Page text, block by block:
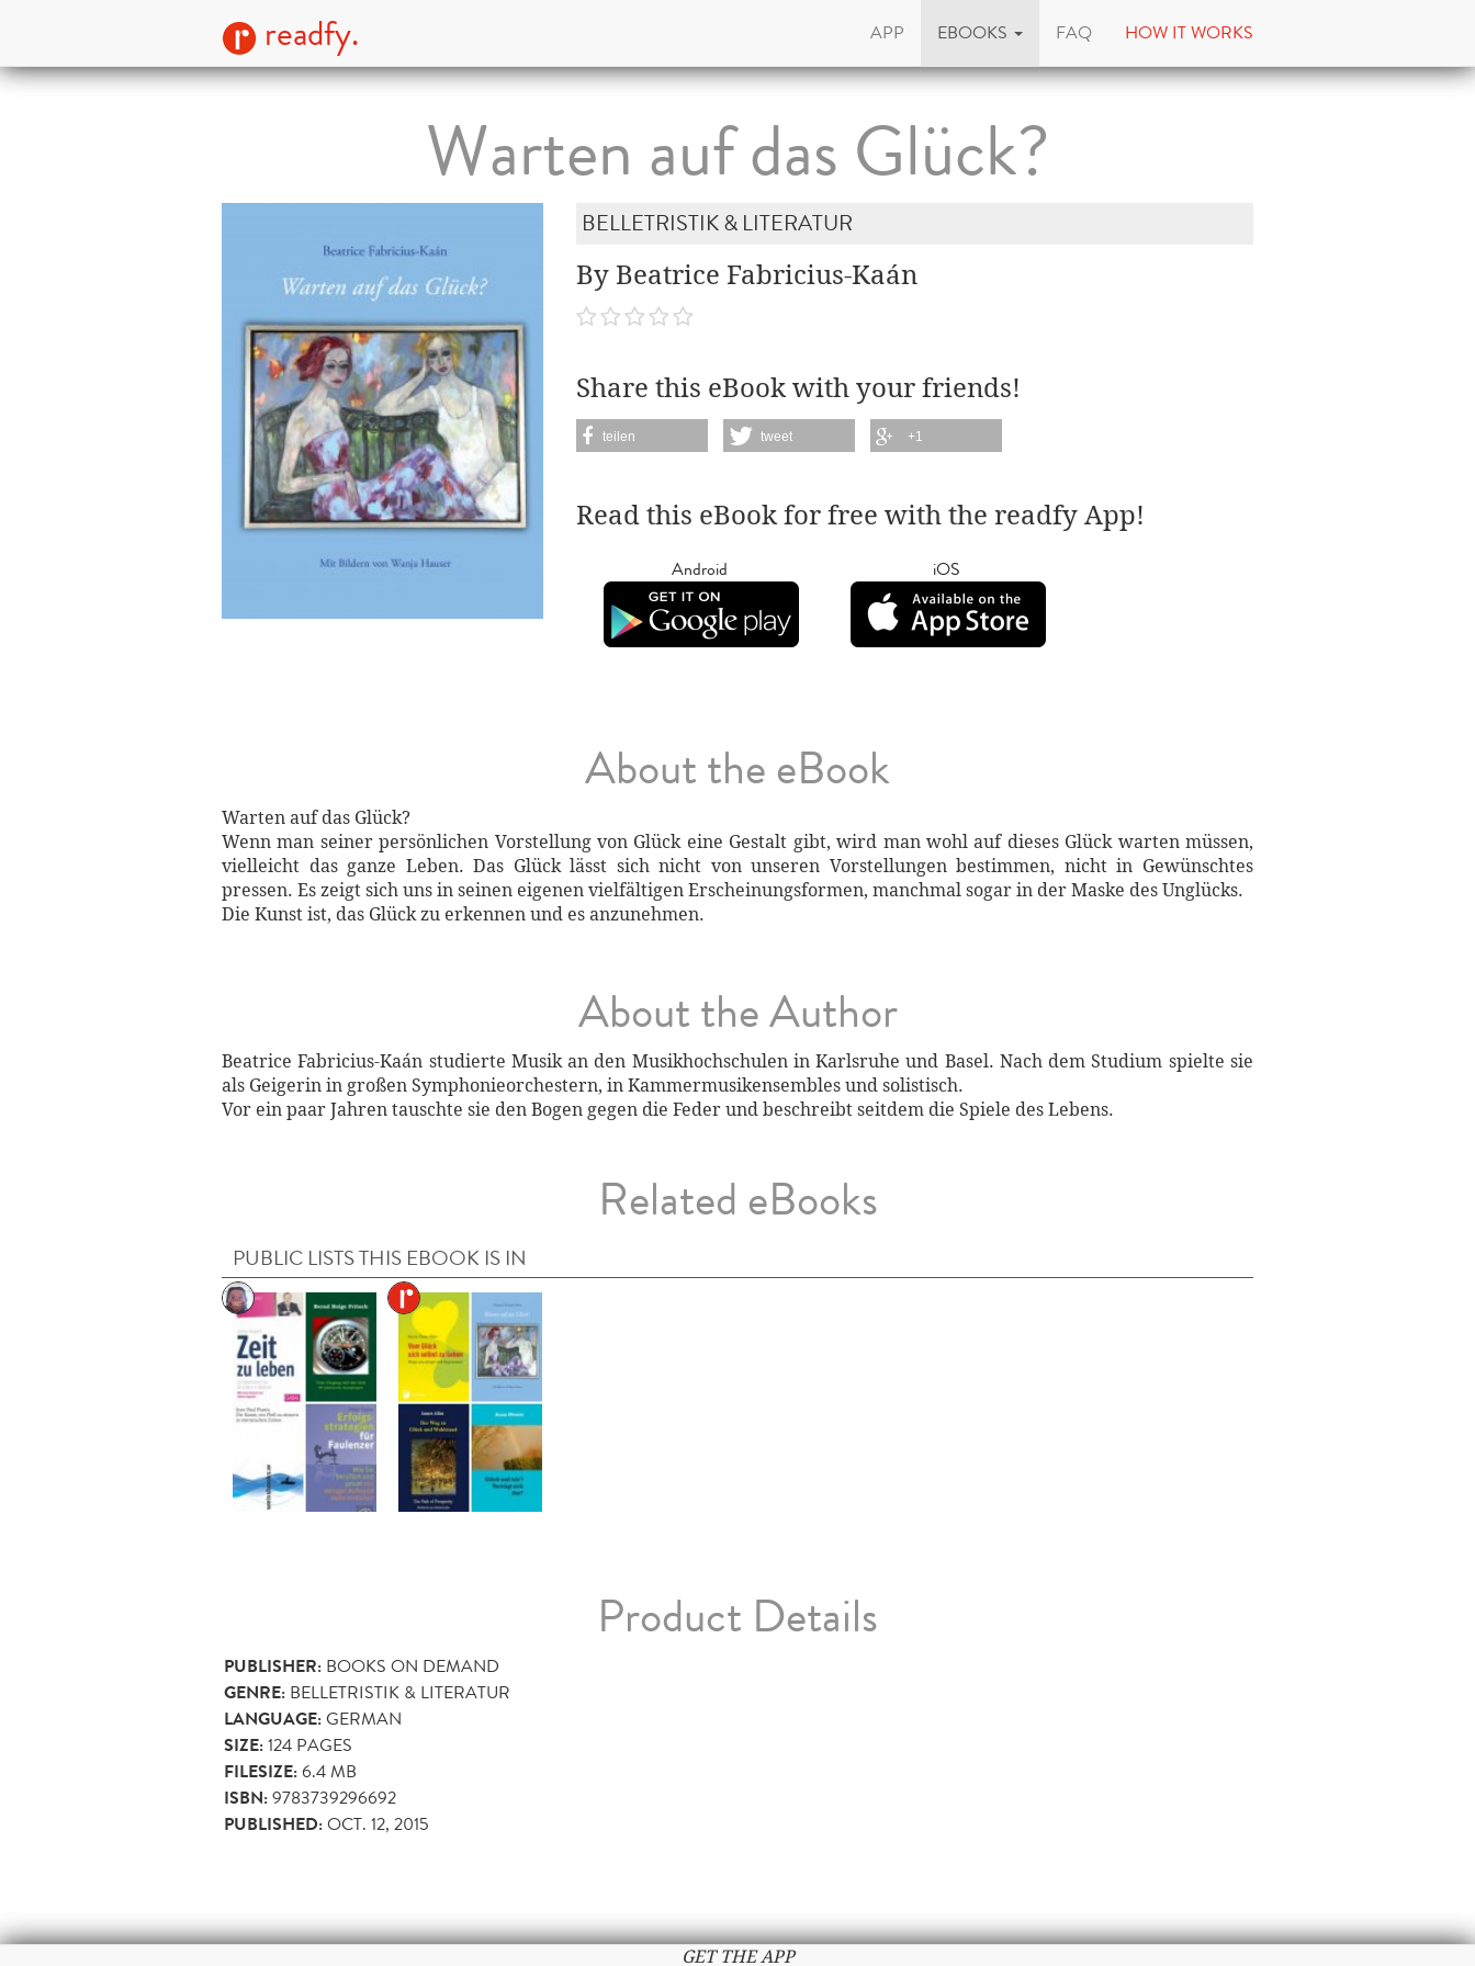
readfy. APP EBOOKS FAQ HOW IT WORKS
Warten auf das Glück?
BELLETRISTIK & LITERATUR
By Beatrice Fabricius-Kaán
Share this eBook with your friends!
teilen tweet +1
Read this eBook for free with the readfy App!
Android iOS
About the eBook
Warten auf das Glück?
Wenn man seiner persönlichen Vorstellung von Glück eine Gestalt gibt, wird man wohl auf dieses Glück warten müssen,
vielleicht das ganze Leben. Das Glück lässt sich nicht von unseren Vorstellungen bestimmen, nicht in Gewünschtes
pressen. Es zeigt sich uns in seinen eigenen vielfältigen Erscheinungsformen, manchmal sogar in der Maske des Unglücks.
Die Kunst ist, das Glück zu erkennen und es anzunehmen.
About the Author
Beatrice Fabricius-Kaán studierte Musik an den Musikhochschulen in Karlsruhe und Basel. Nach dem Studium spielte sie
als Geigerin in großen Symphonieorchestern, in Kammermusikensembles und solistisch.
Vor ein paar Jahren tauschte sie den Bogen gegen die Feder und beschreibt seitdem die Spiele des Lebens.
Related eBooks
PUBLIC LISTS THIS EBOOK IS IN
Product Details
PUBLISHER: BOOKS ON DEMAND
GENRE: BELLETRISTIK & LITERATUR
LANGUAGE:GERMAN
SIZE:124 PAGES
FILESIZE:6.4 MB
ISBN:9783739296692
PUBLISHED:OCT. 12, 2015
GET THE APP